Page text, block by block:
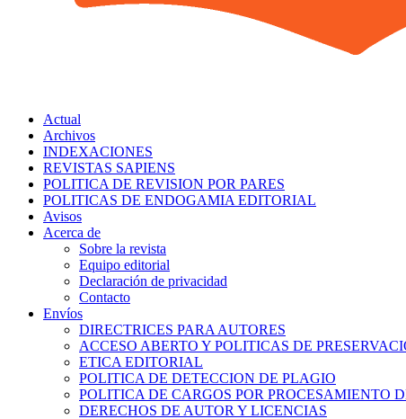
Actual
Archivos
INDEXACIONES
REVISTAS SAPIENS
POLITICA DE REVISION POR PARES
POLITICAS DE ENDOGAMIA EDITORIAL
Avisos
Acerca de
Sobre la revista
Equipo editorial
Declaración de privacidad
Contacto
Envíos
DIRECTRICES PARA AUTORES
ACCESO ABERTO Y POLITICAS DE
ETICA EDITORIAL
POLITICA DE DETECCION DE PLAGIO
POLITICA DE CARGOS POR PROCESAMIENTO
DERECHOS DE AUTOR Y LICENCIAS